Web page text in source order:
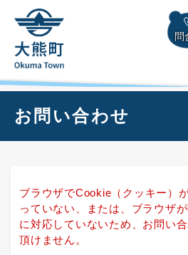
頭
メニューを飛ばし
問
お問い合わせ
ブラウザでCookie（クッキー）
っていない、または、ブラウザ
に対応していないため、お問い
頂けません。